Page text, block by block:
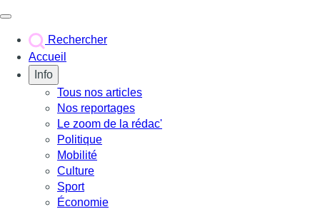
Rechercher
Accueil
Info
Tous nos articles
Nos reportages
Le zoom de la rédac'
Politique
Mobilité
Culture
Sport
Économie